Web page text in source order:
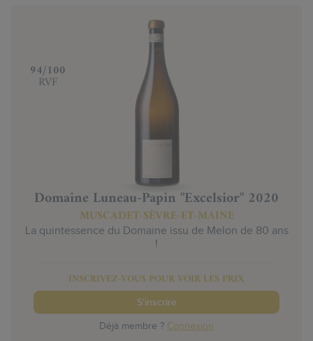
‍94/100
RVF
Domaine Luneau-Papin "Excelsior" 2020
MUSCADET-SÈVRE-ET-MAINE
La quintessence du Domaine issu de Melon de 80 ans
!
INSCRIVEZ-VOUS POUR VOIR LES PRIX
S'inscrire
Déjà membre ? Connexion